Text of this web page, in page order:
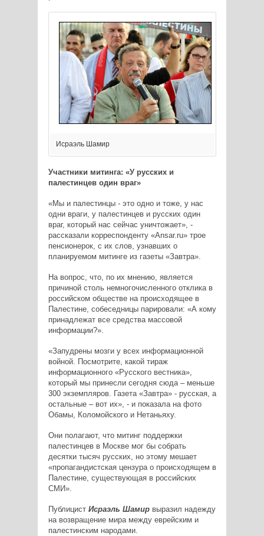
Исраэль Шамир
Участники митинга: «У русских и
палестинцев один враг»
«Мы и палестинцы - это одно и тоже, у нас
одни враги, у палестинцев и русских один
враг, который нас сейчас уничтожает», -
рассказали корреспонденту «Ansar.ru» трое
пенсионерок, с их слов, узнавших о
планируемом митинге из газеты «Завтра».
На вопрос, что, по их мнению, является
причиной столь немногочисленного отклика в
российском обществе на происходящее в
Палестине, собеседницы парировали: «А кому
принадлежат все средства массовой
информации?».
«Запудрены мозги у всех информационной
войной. Посмотрите, какой тираж
информационного «Русского вестника»,
который мы принесли сегодня сюда – меньше
300 экземпляров. Газета «Завтра» - русская, а
остальные – вот их», - и показала на фото
Обамы, Коломойского и Нетаньяху.
Они полагают, что митинг поддержки
палестинцев в Москве мог бы собрать
десятки тысяч русских, но этому мешает
«пропагандистская цензура о происходящем в
Палестине, существующая в российских
СМИ».
Публицист Исраэль Шамирвыразил надежду
на возвращение мира между еврейским и
палестинским народами.